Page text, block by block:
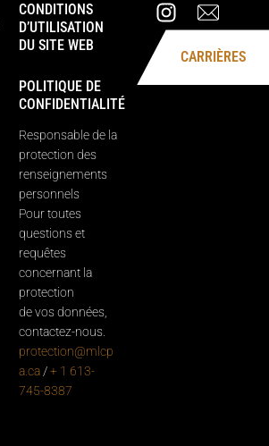
CONDITIONS
D’UTILISATION
DU SITE WEB
POLITIQUE DE
CONFIDENTIALITÉ
Responsable de la
protection des
renseignements
personnels
Pour toutes
questions et
requêtes
concernant la
protection
de vos données,
contactez-nous.
protection@mlcp
a.ca /+ 1 613-
745-8387
CARRIÈRES